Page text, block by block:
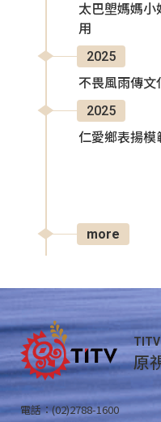
太巴塱媽媽
用
2025
不畏風雨傳文
2025
仁愛鄉表揚模
more
TITV
原
電話：(02)2788-1600